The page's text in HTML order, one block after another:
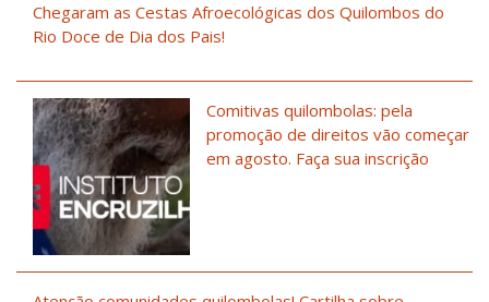
Chegaram as Cestas Afroecológicas dos Quilombos do
Rio Doce de Dia dos Pais!
Comitivas quilombolas: pela
promoção de direitos vão começar
em agosto. Faça sua inscrição